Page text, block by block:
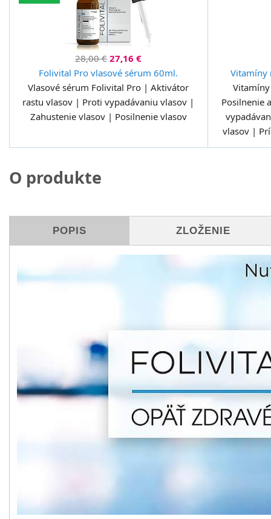
28,00 € 27,16 €
Folivital Pro vlasové sérum 60ml.
Vlasové sérum Folivital Pro | Aktivátor
rastu vlasov | Proti vypadávaniu vlasov |
Zahustenie vlasov | Posilnenie vlasov
Vitamíny
Vitamíny
Posilnenie
vlasov |
O produkte
POPIS ZLOŽENIE